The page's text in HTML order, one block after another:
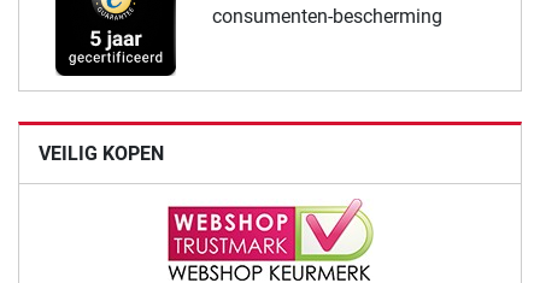
consumenten-bescherming
VEILIG KOPEN